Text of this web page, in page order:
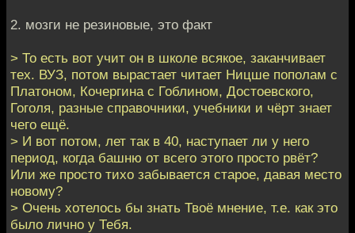
2. мозги не резиновые, это факт
> То есть вот учит он в школе всякое, заканчивает
тех. ВУЗ, потом вырастает читает Ницше пополам с
Платоном, Кочергина с Гоблином, Достоевского,
Гоголя, разные справочники, учебники и чёрт знает
чего ещё.
> И вот потом, лет так в 40, наступает ли у него
период, когда башню от всего этого просто рвёт?
Или же просто тихо забывается старое, давая место
новому?
> Очень хотелось бы знать Твоё мнение, т.е. как это
было лично у Тебя.